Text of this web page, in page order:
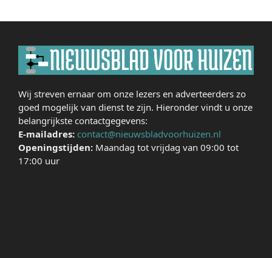
Wij streven ernaar om onze lezers en adverteerders zo
goed mogelijk van dienst te zijn. Hieronder vindt u onze
belangrijkste contactgegevens:
E-mailadres: contact@nieuwsbladvoorhuizen.nl
Openingstijden: Maandag tot vrijdag van 09:00 tot
17:00 uur